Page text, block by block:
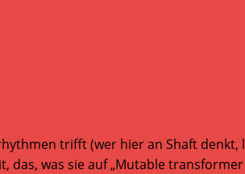
trifft (wer hier an Shaft
das, was sie auf „Mutable